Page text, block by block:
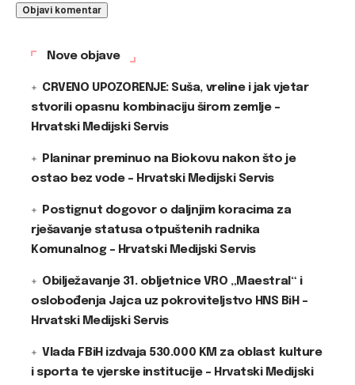
Nove objave
CRVENO UPOZORENJE: Suša, vreline i jak vjetar
stvorili opasnu kombinaciju širom zemlje –
Hrvatski Medijski Servis
Planinar preminuo na Biokovu nakon što je
ostao bez vode – Hrvatski Medijski Servis
Postignut dogovor o daljnjim koracima za
rješavanje statusa otpuštenih radnika
Komunalnog – Hrvatski Medijski Servis
Obilježavanje 31. obljetnice VRO „Maestral“ i
oslobođenja Jajca uz pokroviteljstvo HNS BiH –
Hrvatski Medijski Servis
Vlada FBiH izdvaja 530.000 KM za oblast kulture
i sporta te vjerske institucije – Hrvatski Medijski